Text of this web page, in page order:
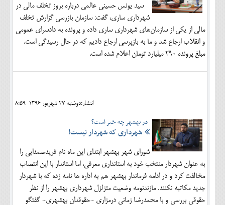
سید یونس حسینی عالمی درباره بروز تخلف مالی در
شهرداری ساری، گفت: سازمان بازرسی گزارش تخلف
مالی از یکی از سازمان‌های شهرداری ساری داده و پرونده به دادسرای عمومی
و انقلاب ارجاع شد و ما به بازپرسی ارجاع دادیم که در حال رسیدگی است.
مبلغ پرونده ۲۹۰ میلیارد تومان اعلام شده است.
انتشار:دوشنبه 27 شهريور 1396-8:59
در بهشهر چه خبر است؟
شهرداری که شهردار نیست!
شورای شهر بهشهر ابتدای این ماه نام فریدصمدایی را
به عنوان شهردار منتخب خود به استانداری معرفی، اما استاندار با این انتصاب
مخالفت کرد و در ادامه فرماندار بهشهر هم به اداره ها نامه زده که با شهردار
جدید مکاتبه نکنند. مازندنومه وضعیت متزلزل شهرداری بهشهر را از نظر
حقوقی بررسی و با محمدرضا زمانی درمزاری -حقوقدان بهشهری- گفتگو